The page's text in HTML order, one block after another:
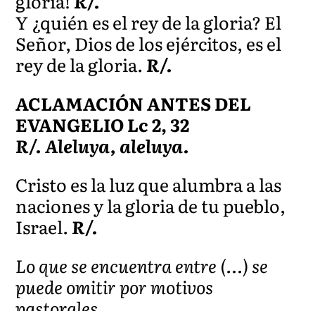
Y ¿quién es el rey de la gloria? El
Señor, Dios de los ejércitos, es el
rey de la gloria.R/.
ACLAMACIÓN ANTES DEL
EVANGELIO Lc 2, 32
R/. Aleluya, aleluya.
Cristo es la luz que alumbra a las
naciones y la gloria de tu pueblo,
Israel.R/.
Lo que se encuentra entre (…) se
puede omitir por motivos